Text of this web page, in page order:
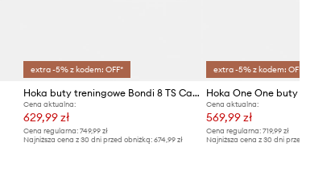
extra -5% z kodem: OFF*
Hoka buty treningowe Bondi 8 TS Caged
Cena aktualna:
629,99 zł
Cena regularna:749,99 zł
Najniższa cena z 30 dni przed obniżką:674,99 zł
extra -5% z kodem: OFF*
Hoka One One buty BONDI
Cena aktualna:
569,99 zł
Cena regularna: 719,99 zł
Najniższa cena z 30 dni przed obniżką: